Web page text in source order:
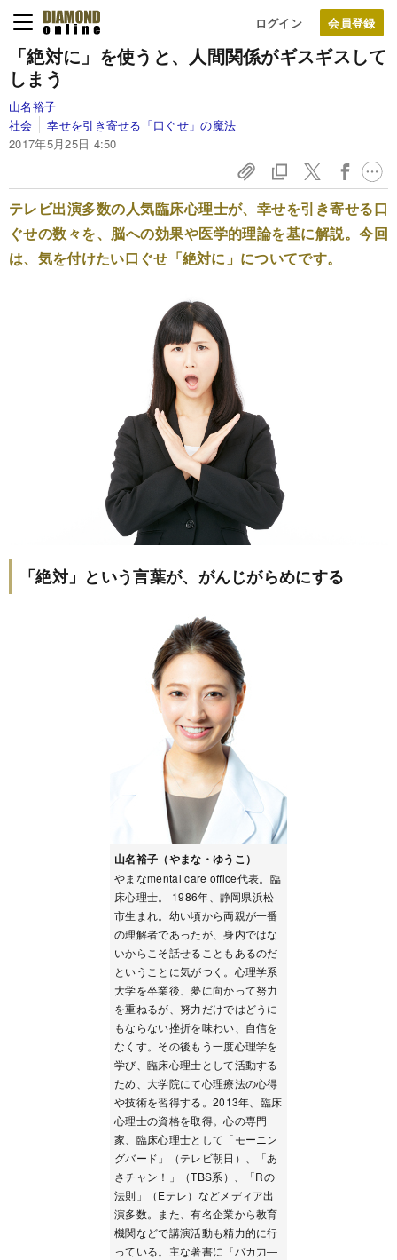
ログイン
「絶対に」を使うと、人間関係がギスギスして
しまう
山名裕子
社会
幸せを引き寄せる「口ぐせ」の魔法
2017年5月25日 4:50
テレビ出演多数の人気臨床心理士が、幸せを引き寄せる口
ぐせの数々を、脳への効果や医学的理論を基に解説。今回
は、気を付けたい口ぐせ「絶対に」についてです。
「絶対」という言葉が、がんじがらめにする
山名裕子（やまな・ゆうこ）
やまなmental care office代表。臨
床心理士。 1986年、静岡県浜松
市生まれ。幼い頃から両親が一番
の理解者であったが、身内ではな
いからこそ話せることもあるのだ
ということに気がつく。心理学系
大学を卒業後、夢に向かって努力
を重ねるが、努力だけではどうに
もならない挫折を味わい、自信を
なくす。その後もう一度心理学を
学び、臨床心理士として活動する
ため、大学院にて心理療法の心得
や技術を習得する。2013年、臨床
心理士の資格を取得。心の専門
家、臨床心理士として「モーニン
グバード」（テレビ朝日）、「あ
さチャン！」（TBS系）、「Rの
法則」（Eテレ）などメディア出
演多数。また、有名企業から教育
機関などで講演活動も精力的に行
っている。主な著書に『バカ力―